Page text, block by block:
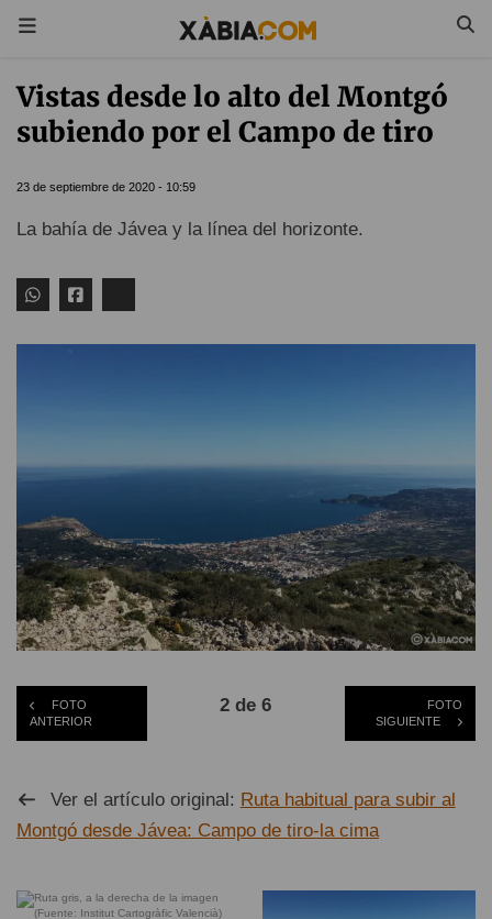
Vistas desde lo alto del Montgó
subiendo por el Campo de tiro
23 de septiembre de 2020 - 10:59
La bahía de Jávea y la línea del horizonte.
FOTO
ANTERIOR
2 de 6
FOTO
SIGUIENTE
Ver el artículo original: Ruta habitual para subir al
Montgó desde Jávea: Campo de tiro-la cima